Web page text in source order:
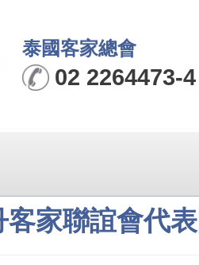
泰國客家總會
02 2264473-4
家聯誼會代